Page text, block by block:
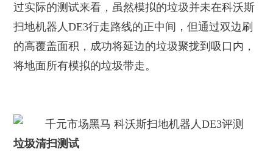
过实际的测试来看，虽然模拟的垃圾并未在科沃斯
扫地机器人DE3行走路线的正中间，但通过双边刷
的高覆盖面积，成功将延边的垃圾聚拢到吸口内，
将地面所有模拟的垃圾带走。
垃圾清扫测试